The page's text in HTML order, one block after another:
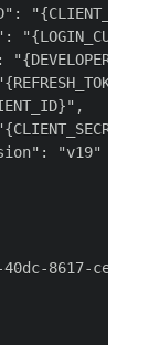
"v19"
8617-